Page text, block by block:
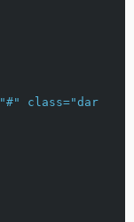
"#" class="dar